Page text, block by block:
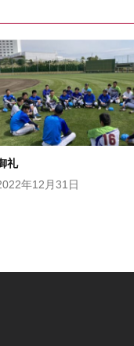
礼
年12月31日